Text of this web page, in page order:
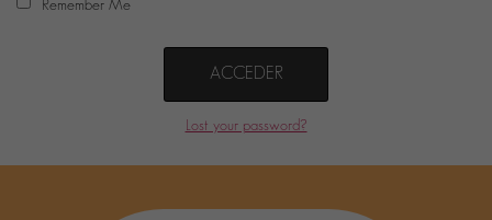
Remember Me
Lost your password?